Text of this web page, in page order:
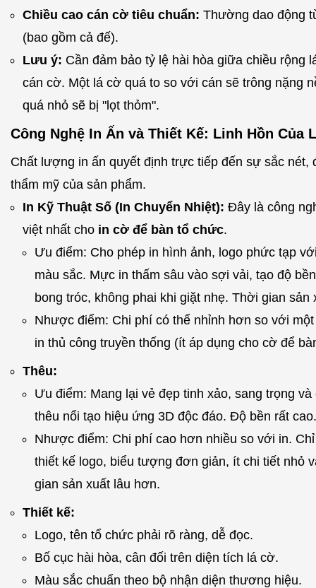
Chiều cao cán cờ tiêu chuẩn: Thường dao động
(bao gồm cả đế).
Lưu ý: Cần đảm bảo tỷ lệ hài hòa giữa chiều rộng
cán cờ. Một lá cờ quá to so với cán sẽ trông nặng
quá nhỏ sẽ bị "lọt thỏm".
Công Nghệ In Ấn và Thiết Kế: Linh Hồn Của
Chất lượng in ấn quyết định trực tiếp đến sự sắc nét,
thẩm mỹ của sản phẩm.
In Kỹ Thuật Số (In Chuyển Nhiệt): Đây là công
việt nhất cho in cờ để bàn tổ chức.
Ưu điểm: Cho phép in hình ảnh, logo phức tạp
màu sắc. Mực in thấm sâu vào sợi vải, tạo độ
bong tróc, không phai khi giặt nhẹ. Thời gian sản
Nhược điểm: Chi phí có thể nhỉnh hơn so với
in thủ công truyền thống (ít áp dụng cho cờ để
Thêu:
Ưu điểm: Mang lại vẻ đẹp tinh xảo, sang trọng
thêu nổi tạo hiệu ứng 3D độc đáo. Độ bền rất
Nhược điểm: Chi phí cao hơn nhiều so với in.
thiết kế logo, biểu tượng đơn giản, ít chi tiết nhỏ
gian sản xuất lâu hơn.
Thiết kế:
Logo, tên tổ chức phải rõ ràng, dễ đọc.
Bố cục hài hòa, cân đối trên diện tích lá cờ.
Màu sắc chuẩn theo bộ nhận diện thương hiệu.